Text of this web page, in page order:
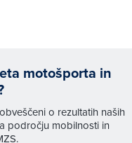
motošporta in
o rezultatih naših
področju mobilnosti in